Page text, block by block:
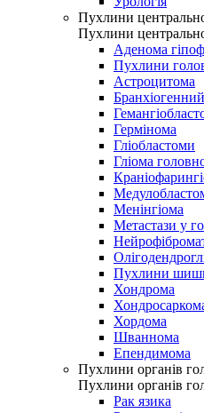
Пухлини
Пухлини
Аденома
Пухлини
Астроцитома
Гермінома
Гліобластоми
Гліома
Менінгіома
Метастази у
Пухлини
Хондрома
Хордома
Шваннома
Епендимома
Пухлини органів
Пухлини органів
Рак язика